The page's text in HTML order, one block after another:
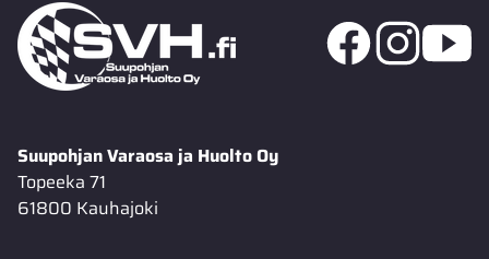
Suupohjan Varaosa ja Huolto Oy
Topeeka 71
61800 Kauhajoki